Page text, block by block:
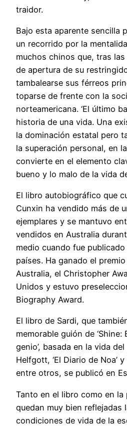
traidor.
Bajo esta aparente sencilla
un recorrido por la
muchos chinos que, tras
de apertura de su
tambalearse sus férreos
toparse de frente con la
norteamericana. ‘El último
historia de una vida. Una
la dominación estatal pero
la superación personal, en
convierte en el elemento
bueno y lo malo de la vida
El libro autobiográfico que
Cunxin ha vendido más de
ejemplares y se mantuvo
vendidos en Australia
medio cuando fue
países. Ha ganado el premio
Australia, el Christopher
Unidos y estuvo
Biography Award.
El libro de Sardi, que
memorable guión de
genio’, basada en la vida
Helfgott, ‘El Diario de Noa’ y
entre otros, se publicó en
Tanto en el libro como en la
quedan muy bien reflejadas
condiciones de vida de la